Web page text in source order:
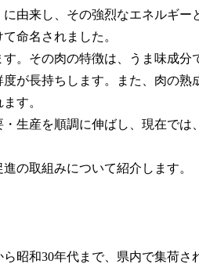
由来し、その強烈なエネルギー
命名されました。
。その肉の特徴は、うま味成分
が長持ちします。また、肉の熟
す。
生産を順調に伸ばし、現在では
の取組みについて紹介します。
昭和30年代まで、県内で集荷さ